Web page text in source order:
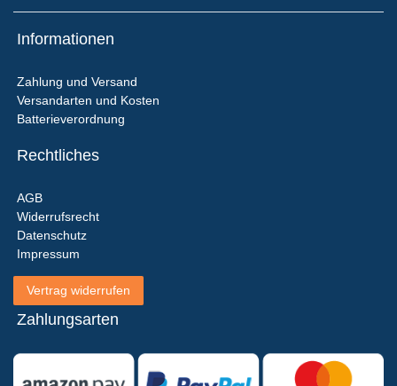
Informationen
Zahlung und Versand
Versandarten und Kosten
Batterieverordnung
Rechtliches
AGB
Widerrufsrecht
Datenschutz
Impressum
Vertrag widerrufen
Zahlungsarten